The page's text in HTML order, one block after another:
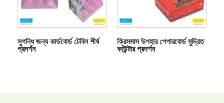
সুগন্ধি জন্য কার্ডবোর্ড টেবিল শীর্ষ
প্রদর্শন
ক্রিসমাস উপহার পেপারবোর্ড মুদ্রিত
কাউন্টার প্রদর্শন